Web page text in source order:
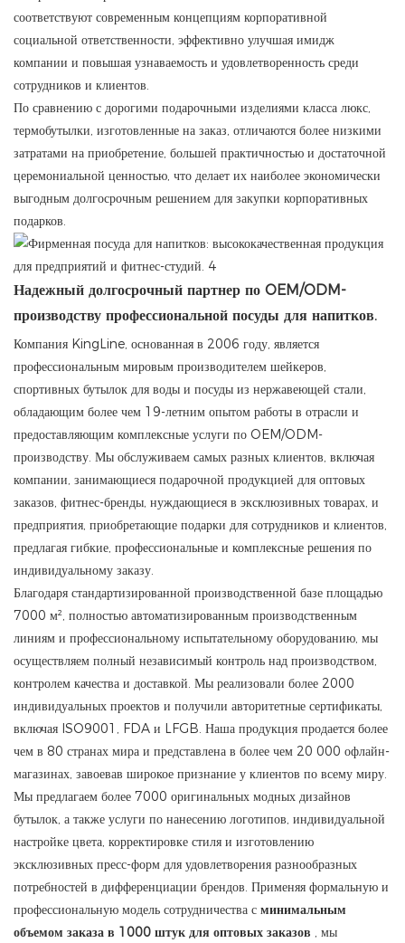
соответствуют современным концепциям корпоративной
социальной ответственности, эффективно улучшая имидж
компании и повышая узнаваемость и удовлетворенность среди
сотрудников и клиентов.
По сравнению с дорогими подарочными изделиями класса люкс,
термобутылки, изготовленные на заказ, отличаются более низкими
затратами на приобретение, большей практичностью и достаточной
церемониальной ценностью, что делает их наиболее экономически
выгодным долгосрочным решением для закупки корпоративных
подарков.
Надежный долгосрочный партнер по OEM/ODM-
производству профессиональной посуды для напитков.
Компания KingLine, основанная в 2006 году, является
профессиональным мировым производителем шейкеров,
спортивных бутылок для воды и посуды из нержавеющей стали,
обладающим более чем 19-летним опытом работы в отрасли и
предоставляющим комплексные услуги по OEM/ODM-
производству. Мы обслуживаем самых разных клиентов, включая
компании, занимающиеся подарочной продукцией для оптовых
заказов, фитнес-бренды, нуждающиеся в эксклюзивных товарах, и
предприятия, приобретающие подарки для сотрудников и клиентов,
предлагая гибкие, профессиональные и комплексные решения по
индивидуальному заказу.
Благодаря стандартизированной производственной базе площадью
7000 м², полностью автоматизированным производственным
линиям и профессиональному испытательному оборудованию, мы
осуществляем полный независимый контроль над производством,
контролем качества и доставкой. Мы реализовали более 2000
индивидуальных проектов и получили авторитетные сертификаты,
включая ISO9001, FDA и LFGB. Наша продукция продается более
чем в 80 странах мира и представлена ​​в более чем 20 000 офлайн-
магазинах, завоевав широкое признание у клиентов по всему миру.
Мы предлагаем более 7000 оригинальных модных дизайнов
бутылок, а также услуги по нанесению логотипов, индивидуальной
настройке цвета, корректировке стиля и изготовлению
эксклюзивных пресс-форм для удовлетворения разнообразных
потребностей в дифференциации брендов. Применяя формальную и
профессиональную модель сотрудничества с минимальным
объемом заказа в 1000 штук для оптовых заказов , мы